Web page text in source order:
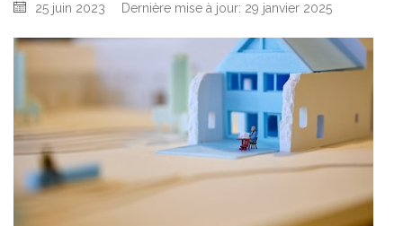
25 juin 2023 Dernière mise à jour: 29 janvier 2025